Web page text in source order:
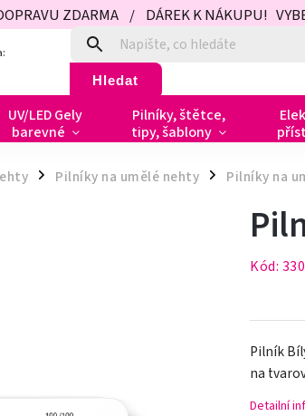
ZDARMA / DÁREK K NÁKUPU!
Hledat
UV/LED Gely
barevné
Pilníky, štětce,
tipy, šablony
/ Pilníky na umělé nehty / Pilníky na
Kód:
Pilník
na
Detailní